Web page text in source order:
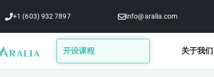
至
内
容
+1 (603) 932 7897 info@aralia.com
开设课程 关于我们